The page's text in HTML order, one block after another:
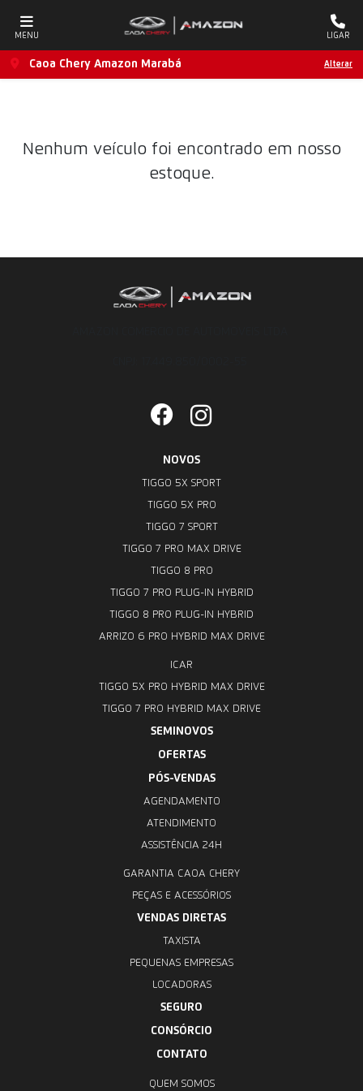
MENU LIGAR
Caoa Chery Amazon Marabá Alterar
Nenhum veículo foi encontrado em nosso
estoque.
NOVOS
TIGGO 5X SPORT
TIGGO 5X PRO
TIGGO 7 SPORT
TIGGO 7 PRO MAX DRIVE
TIGGO 8 PRO
TIGGO 7 PRO PLUG-IN HYBRID
TIGGO 8 PRO PLUG-IN HYBRID
ARRIZO 6 PRO HYBRID MAX DRIVE
ICAR
TIGGO 5X PRO HYBRID MAX DRIVE
TIGGO 7 PRO HYBRID MAX DRIVE
SEMINOVOS
OFERTAS
PÓS-VENDAS
AGENDAMENTO
ATENDIMENTO
ASSISTÊNCIA 24H
GARANTIA CAOA CHERY
PEÇAS E ACESSÓRIOS
VENDAS DIRETAS
TAXISTA
PEQUENAS EMPRESAS
LOCADORAS
SEGURO
CONSÓRCIO
CONTATO
QUEM SOMOS